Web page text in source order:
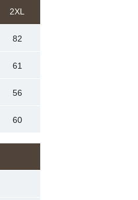
2XL
82
61
56
60